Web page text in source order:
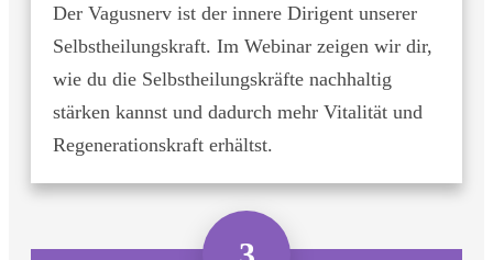
Der Vagusnerv ist der innere Dirigent unserer
Selbstheilungskraft. Im Webinar zeigen wir dir,
wie du die Selbstheilungskräfte nachhaltig
stärken kannst und dadurch mehr Vitalität und
Regenerationskraft erhältst.